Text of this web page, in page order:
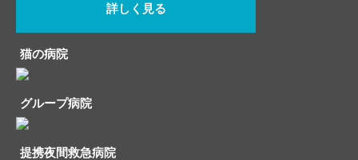
詳しく見る
猫の病院
グループ病院
提携夜間救急病院